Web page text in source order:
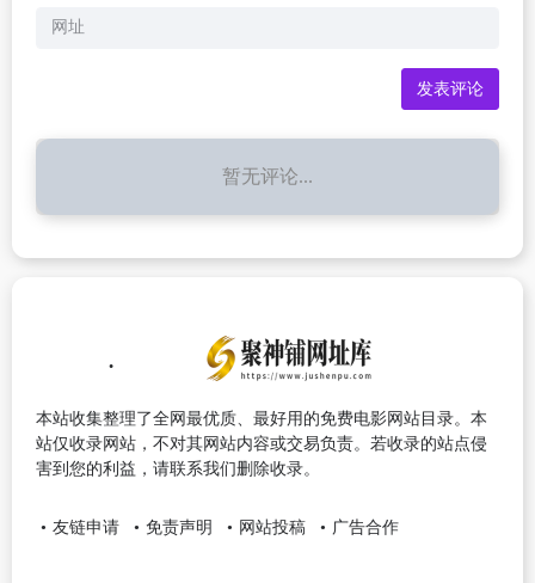
暂无评论...
本站收集整理了全网最优质、最好用的免费电影网站目录。本
站仅收录网站，不对其网站内容或交易负责。若收录的站点侵
害到您的利益，请联系我们删除收录。
友链申请 免责声明 网站投稿 广告合作